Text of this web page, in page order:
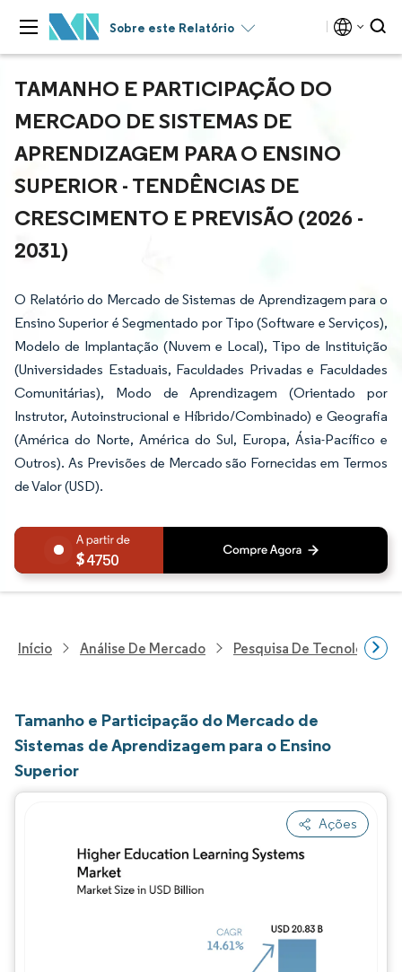
Sobre este Relatório
TAMANHO E PARTICIPAÇÃO DO
MERCADO DE SISTEMAS DE
APRENDIZAGEM PARA O ENSINO
SUPERIOR - TENDÊNCIAS DE
CRESCIMENTO E PREVISÃO (2026 -
2031)
O Relatório do Mercado de Sistemas de Aprendizagem para o
Ensino Superior é Segmentado por Tipo (Software e Serviços),
Modelo de Implantação (Nuvem e Local), Tipo de Instituição
(Universidades Estaduais, Faculdades Privadas e Faculdades
Comunitárias), Modo de Aprendizagem (Orientado por
Instrutor, Autoinstrucional e Híbrido/Combinado) e Geografia
(América do Norte, América do Sul, Europa, Ásia-Pacífico e
Outros). As Previsões de Mercado são Fornecidas em Termos
de Valor (USD).
4750
Início Análise De Mercado Pesquisa De Tecnologia,
Tamanho e Participação do Mercado de
Sistemas de Aprendizagem para o Ensino
Superior
Ações